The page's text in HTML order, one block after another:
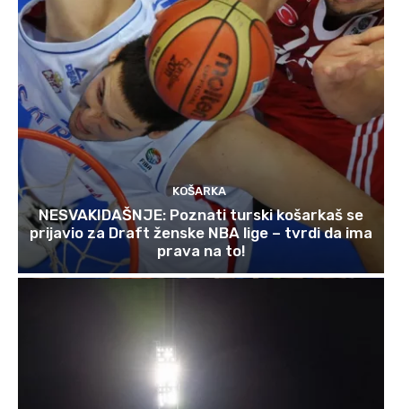
KOŠARKA
NESVAKIDAŠNJE: Poznati turski košarkaš se
prijavio za Draft ženske NBA lige – tvrdi da ima
prava na to!